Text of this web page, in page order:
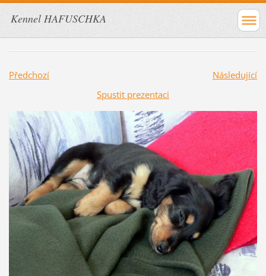
Kennel HAFUSCHKA
Předchozí
Následující
Spustit prezentaci